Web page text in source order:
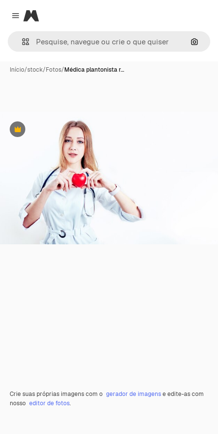
Close menu
Magnific
Início/stock/Fotos/Médica plantonista r…
Premium
Crie suas próprias imagens com o gerador de imagense edite-as com
nosso editor de fotos.